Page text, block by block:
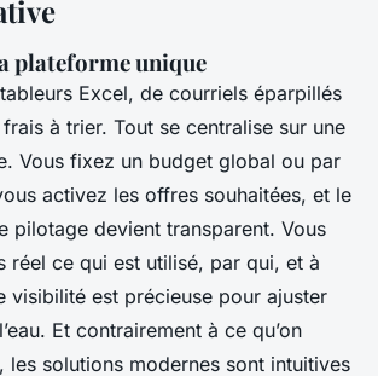
plateforme unique
Excel, de courriels éparpillés
à trier. Tout se centralise sur une
Vous fixez un budget global ou par
activez les offres souhaitées, et le
pilotage devient transparent. Vous
réel ce qui est utilisé, par qui, et à
visibilité est précieuse pour ajuster
Et contrairement à ce qu’on
les solutions modernes sont intuitives